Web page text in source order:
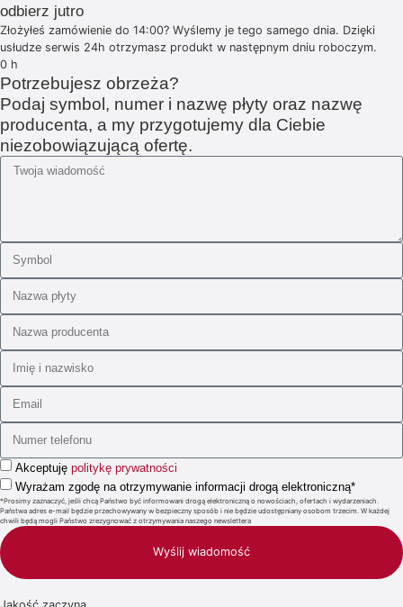
odbierz jutro
Złożyłeś zamówienie do 14:00? Wyślemy je tego samego dnia. Dzięki
usłudze serwis 24h otrzymasz produkt w następnym dniu roboczym.
0 h
Potrzebujesz obrzeża?
Podaj symbol, numer i nazwę płyty oraz nazwę
producenta, a my przygotujemy dla Ciebie
niezobowiązującą ofertę.
Akceptuję politykę prywatności
Wyrażam zgodę na otrzymywanie informacji drogą elektroniczną*
*Prosimy zaznaczyć, jeśli chcą Państwo być informowani drogą elektroniczną o nowościach, ofertach i wydarzeniach.
Państwa adres e-mail będzie przechowywany w bezpieczny sposób i nie będzie udostępniany osobom trzecim. W każdej
chwili będą mogli Państwo zrezygnować z otrzymywania naszego newslettera
Wyślij wiadomość